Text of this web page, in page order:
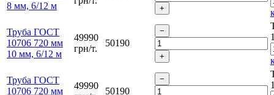
8 мм, 6/12 м
Труба ГОСТ
10706 720 мм
10 мм, 6/12 м
49990
грн/т.
50190
Труба ГОСТ
10706 720 мм
49990
50190